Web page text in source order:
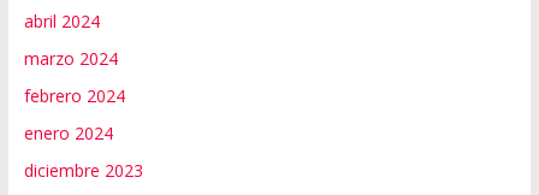
abril 2024
marzo 2024
febrero 2024
enero 2024
diciembre 2023